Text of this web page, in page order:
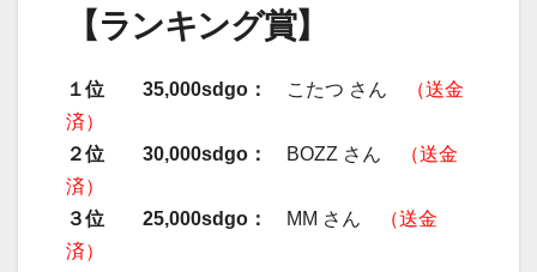
【ランキング賞】
１位 35,000sdgo： こたつ さん
（送金
済）
２位 30,000sdgo：
BOZZ さん
（送金
済）
３位 25,000sdgo：
MM さん
（送金
済）